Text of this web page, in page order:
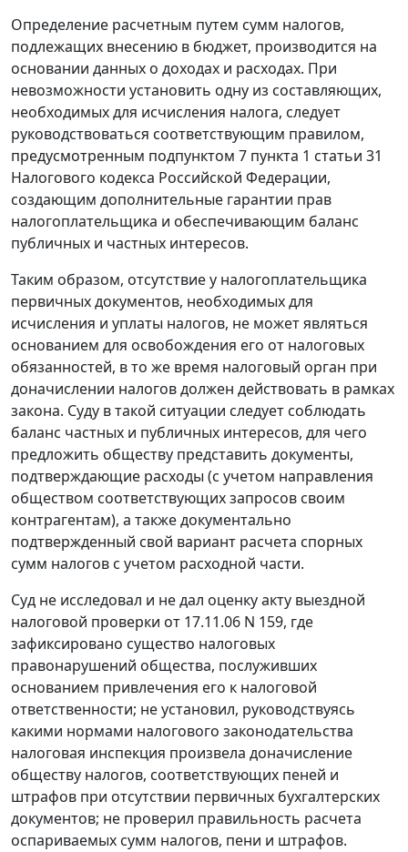
Определение расчетным путем сумм налогов,
подлежащих внесению в бюджет, производится на
основании данных о доходах и расходах. При
невозможности установить одну из составляющих,
необходимых для исчисления налога, следует
руководствоваться соответствующим правилом,
предусмотренным подпунктом 7 пункта 1 статьи 31
Налогового кодекса Российской Федерации,
создающим дополнительные гарантии прав
налогоплательщика и обеспечивающим баланс
публичных и частных интересов.
Таким образом, отсутствие у налогоплательщика
первичных документов, необходимых для
исчисления и уплаты налогов, не может являться
основанием для освобождения его от налоговых
обязанностей, в то же время налоговый орган при
доначислении налогов должен действовать в рамках
закона. Суду в такой ситуации следует соблюдать
баланс частных и публичных интересов, для чего
предложить обществу представить документы,
подтверждающие расходы (с учетом направления
обществом соответствующих запросов своим
контрагентам), а также документально
подтвержденный свой вариант расчета спорных
сумм налогов с учетом расходной части.
Суд не исследовал и не дал оценку акту выездной
налоговой проверки от 17.11.06 N 159, где
зафиксировано существо налоговых
правонарушений общества, послуживших
основанием привлечения его к налоговой
ответственности; не установил, руководствуясь
какими нормами налогового законодательства
налоговая инспекция произвела доначисление
обществу налогов, соответствующих пеней и
штрафов при отсутствии первичных бухгалтерских
документов; не проверил правильность расчета
оспариваемых сумм налогов, пени и штрафов.